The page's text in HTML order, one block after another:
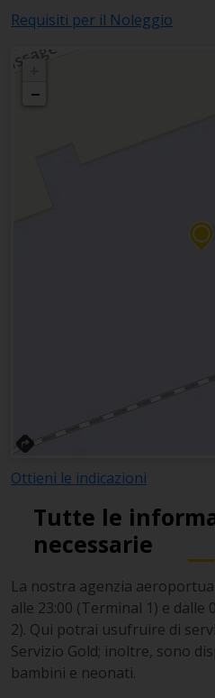
Requisiti per il Noleggio
−
Ottieni le indicazioni
Tutte le
necessarie
La nostra agenzia
alle 23:00 (Terminal 1) e dalle
2). Qui potrai usufruire di
Servizio Gold; inoltre, sono
bambini e neonati.